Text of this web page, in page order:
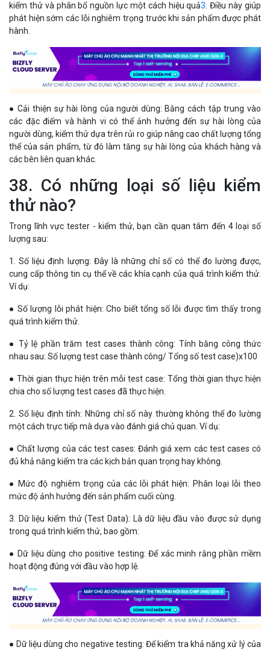
kiểm thử và phân bổ nguồn lực một cách hiệu quả3 . Điều này giúp
phát hiện sớm các lỗi nghiêm trọng trước khi sản phẩm được phát
hành.
● Cải thiện sự hài lòng của người dùng: Bằng cách tập trung vào
các đặc điểm và hành vi có thể ảnh hưởng đến sự hài lòng của
người dùng, kiểm thử dựa trên rủi ro giúp nâng cao chất lượng tổng
thể của sản phẩm, từ đó làm tăng sự hài lòng của khách hàng và
các bên liên quan khác.
38. Có những loại số liệu kiểm
thử nào?
Trong lĩnh vực tester - kiểm thử, bạn cần quan tâm đến 4 loại số
lượng sau:
1. Số liệu định lượng: Đây là những chỉ số có thể đo lường được,
cung cấp thông tin cụ thể về các khía cạnh của quá trình kiểm thử.
Ví dụ:
● Số lượng lỗi phát hiện: Cho biết tổng số lỗi được tìm thấy trong
quá trình kiểm thử.
● Tỷ lệ phần trăm test cases thành công: Tính bằng công thức
nhau sau: Số lượng test case thành công/ Tổng số test case)x100
● Thời gian thực hiện trên mỗi test case: Tổng thời gian thực hiện
chia cho số lượng test cases đã thực hiện.
2. Số liệu định tính: Những chỉ số này thường không thể đo lường
một cách trực tiếp mà dựa vào đánh giá chủ quan. Ví dụ:
● Chất lượng của các test cases: Đánh giá xem các test cases có
đủ khả năng kiểm tra các kịch bản quan trọng hay không.
● Mức độ nghiêm trọng của các lỗi phát hiện: Phân loại lỗi theo
mức độ ảnh hưởng đến sản phẩm cuối cùng.
3. Dữ liệu kiểm thử (Test Data): Là dữ liệu đầu vào được sử dụng
trong quá trình kiểm thử, bao gồm:
● Dữ liệu dùng cho positive testing: Để xác minh rằng phần mềm
hoạt động đúng với đầu vào hợp lệ.
● Dữ liệu dùng cho negative testing: Để kiểm tra khả năng xử lý của